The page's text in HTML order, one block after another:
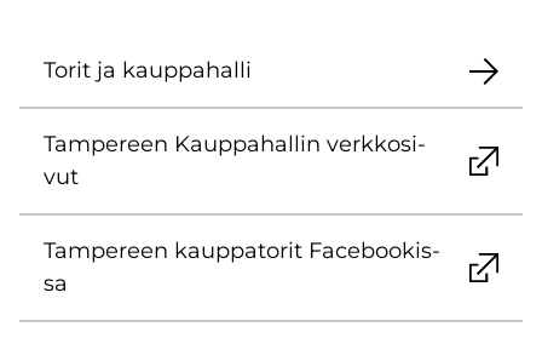
Torit ja kaup­pa­hal­li
Tam­pe­reen Kaup­pa­hal­lin verk­ko­si­
vut
Tam­pe­reen kaup­pa­to­rit Face­boo­kis­
sa